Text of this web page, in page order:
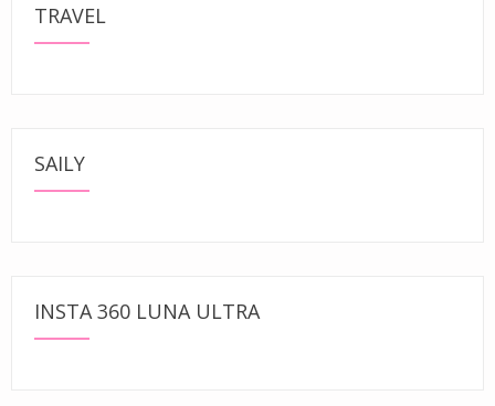
TRAVEL
SAILY
INSTA 360 LUNA ULTRA